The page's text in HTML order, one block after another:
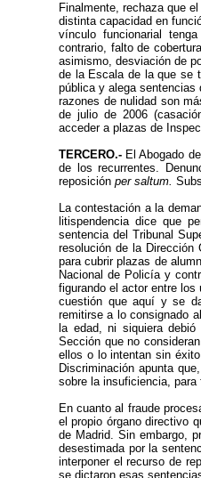
Finalmente, rechaza que
distinta capacidad en
vínculo funcionarial
contrario, falto de
asimismo, desviación de
de la Escala de la que se
pública y alega sentencias
razones de nulidad son
de julio de 2006
acceder a plazas de
TERCERO.- El Abogado
de los recurrentes.
reposición per saltum.
La contestación a la
litispendencia dice que
sentencia del Tribunal
resolución de la Dirección
para cubrir plazas de
Nacional de Policía y
figurando el actor entre
cuestión que aquí y se
remitirse a lo consignado
la edad, ni siquiera
Sección que no
ellos o lo intentan sin
Discriminación apunta
sobre la insuficiencia,
En cuanto al fraude
el propio órgano directivo
de Madrid. Sin embargo,
desestimada por la
interponer el recurso de
se dictaron esas